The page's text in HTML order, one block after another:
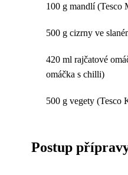
100 g mandlí (Tesco
500 g cizrny ve
420 ml rajčatové
omáčka s chilli)
500 g vegety (Tesco
Postup